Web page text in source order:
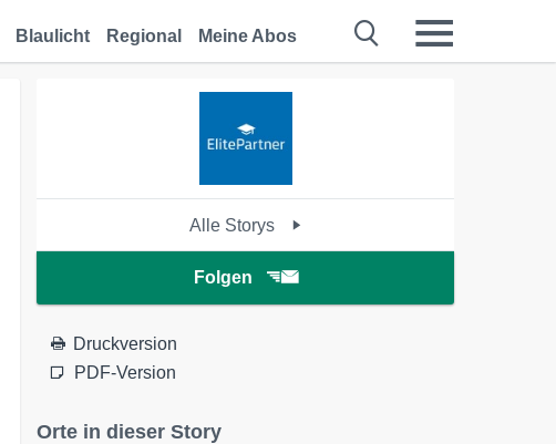
Blaulicht Regional Meine Abos
Alle Storys
Folgen
Druckversion
PDF-Version
Orte in dieser Story